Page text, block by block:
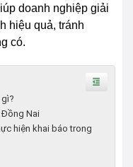
doanh nghiệp giải
hiệu quả, tránh
có.
Đồng Nai
hiện khai báo trong